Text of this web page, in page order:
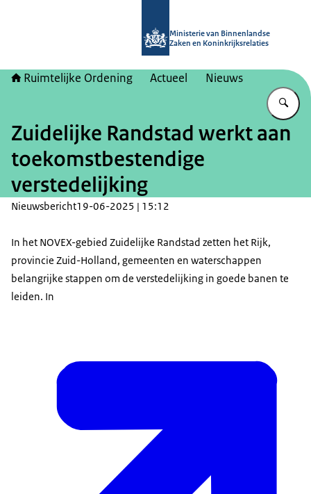
Ministerie van Binnenlandse
Zaken en Koninkrijksrelaties
Ruimtelijke Ordening Actueel Nieuws
Zuidelijke Randstad werkt aan
toekomstbestendige
verstedelijking
Nieuwsbericht19-06-2025 | 15:12
In het NOVEX-gebied Zuidelijke Randstad zetten het Rijk,
provincie Zuid-Holland, gemeenten en waterschappen
belangrijke stappen om de verstedelijking in goede banen te
leiden. In